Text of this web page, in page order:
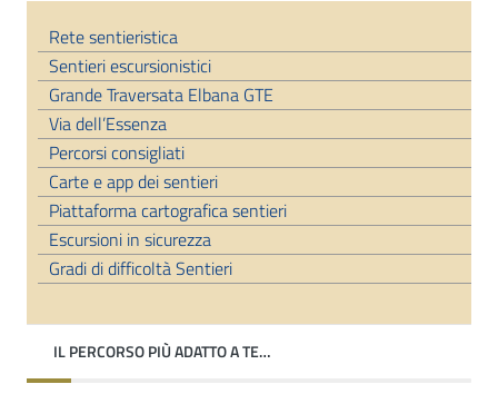
Rete sentieristica
Sentieri escursionistici
Grande Traversata Elbana GTE
Via dell’Essenza
Percorsi consigliati
Carte e app dei sentieri
Piattaforma cartografica sentieri
Escursioni in sicurezza
Gradi di difficoltà Sentieri
IL PERCORSO PIÙ ADATTO A TE…